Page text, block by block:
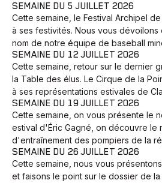
SEMAINE DU 5 JUILLET 2026
Cette semaine, le Festival Archipel
à ses festivités. Nous vous
nom de notre équipe de baseball
SEMAINE DU 12 JUILLET 2026
Cette semaine, retour sur le dernier
la Table des élus. Le Cirque de la
à ses représentations estivales de
SEMAINE DU 19 JUILLET 2026
Cette semaine, on vous présente le
estival d'Éric Gagné, on découvre le
d'entraînement des pompiers de la
SEMAINE DU 26 JUILLET 2026
Cette semaine, nous vous
et faisons le point sur le dossier de